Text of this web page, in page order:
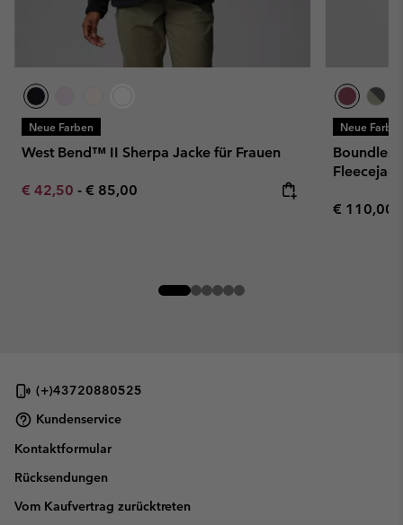
Neue Farben
West Bend™ II Sherpa Jacke für Frauen
Minimum sale price:
€ 42,50 - Maximum price:
€ 85,00
Neue
Regular
€ 110,00
(+)43720880525
Kundenservice
Kontaktformular
Rücksendungen
Vom Kaufvertrag zurücktreten